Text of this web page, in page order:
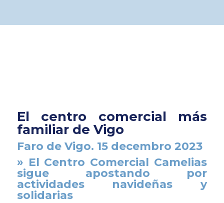
El centro comercial más
familiar de Vigo
Faro de Vigo. 15 decembro 2023
» El Centro Comercial Camelias
sigue apostando por
actividades navideñas y
solidarias